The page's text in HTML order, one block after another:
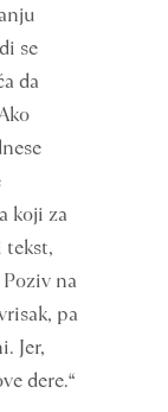
se
da
koji za
na
pa
Jer,
dere.“